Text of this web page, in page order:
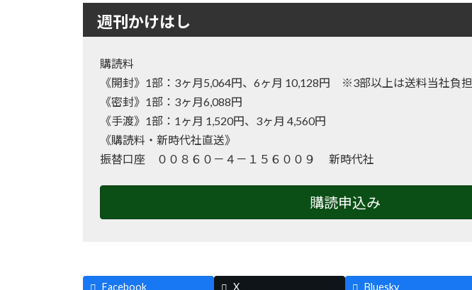
週刊かけはし
購読料
《開封》1部：3ヶ月5,064円、6ヶ月 10,128円 ※3部以上は送料当社負担
《密封》1部：3ヶ月6,088円
《手渡》1部：1ヶ月 1,520円、3ヶ月 4,560円
《購読料・新時代社直送》
振替口座 ００８６０－４－１５６００９ 新時代社
購読申込み
Facebook X Bluesky